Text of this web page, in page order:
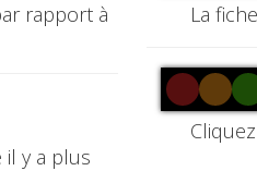
rapport à
il y a plus
La